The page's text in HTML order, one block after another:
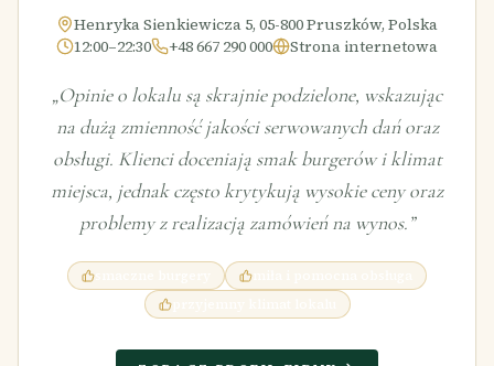
Henryka Sienkiewicza 5, 05-800 Pruszków, Polska
12:00–22:30
+48 667 290 000 Strona internetowa
„Opinie o lokalu są skrajnie podzielone, wskazując
na dużą zmienność jakości serwowanych dań oraz
obsługi. Klienci doceniają smak burgerów i klimat
miejsca, jednak często krytykują wysokie ceny oraz
problemy z realizacją zamówień na wynos.”
przyjemny klimat lokalu